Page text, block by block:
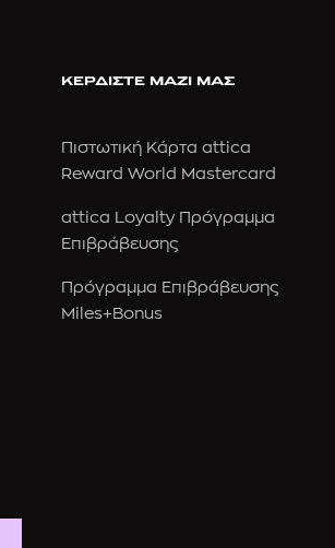
ΚΕΡΔΙΣΤΕ ΜΑΖΙ ΜΑΣ
Πιστωτική Κάρτα attica
Reward World Mastercard
attica Loyalty Πρόγραμμα
Επιβράβευσης
Πρόγραμμα Επιβράβευσης
Miles+Bonus